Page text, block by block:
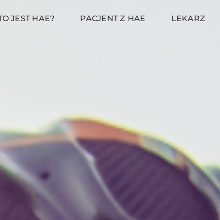
JEST HAE? PACJENT Z HAE LEKARZ